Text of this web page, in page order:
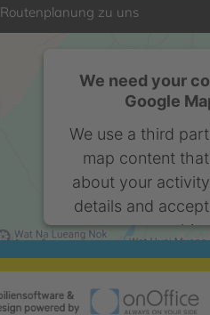
Routenplanung zu uns
We need your
Google
We use a third
map content
about your
details and
this
More